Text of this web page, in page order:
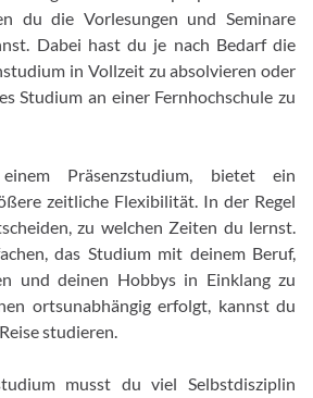
du die Vorlesungen und Seminare
Dabei hast du je nach Bedarf die
in Vollzeit zu absolvieren oder
Studium an einer Fernhochschule zu
Präsenzstudium, bietet ein
zeitliche Flexibilität. In der Regel
zu welchen Zeiten du lernst.
das Studium mit deinem Beruf,
und deinen Hobbys in Einklang zu
ortsunabhängig erfolgt, kannst du
studieren.
musst du viel Selbstdisziplin